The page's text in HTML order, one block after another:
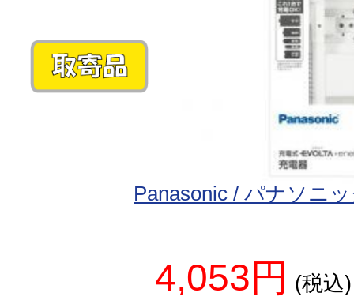
Panasonic / パナソニ
4,053円 (税込)